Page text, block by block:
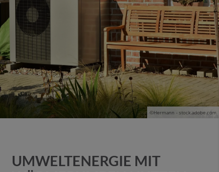
©Hermann - stock.adobe.com
UMWELTENERGIE MIT